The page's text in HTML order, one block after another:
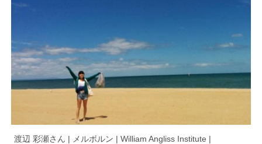
渡辺 彩瀬さん | メルボルン | William Angliss Institute |